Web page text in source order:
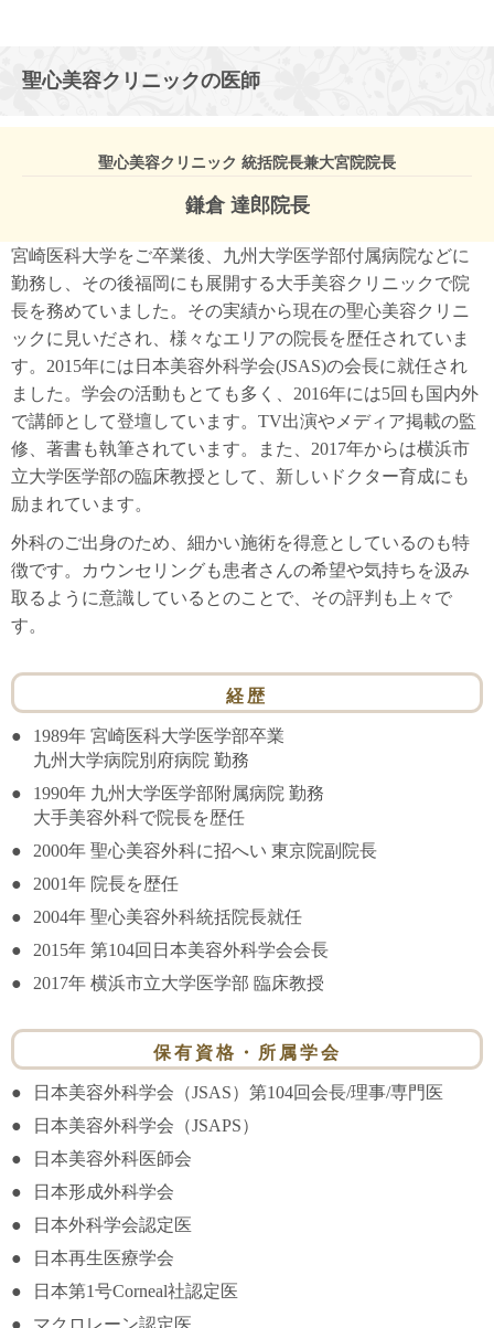
聖心美容クリニックの医師
聖心美容クリニック 統括院長兼大宮院院長
鎌倉 達郎院長
宮崎医科大学をご卒業後、九州大学医学部付属病院などに
勤務し、その後福岡にも展開する大手美容クリニックで院
長を務めていました。その実績から現在の聖心美容クリニ
ックに見いだされ、様々なエリアの院長を歴任されていま
す。2015年には日本美容外科学会(JSAS)の会長に就任され
ました。学会の活動もとても多く、2016年には5回も国内外
で講師として登壇しています。TV出演やメディア掲載の監
修、著書も執筆されています。また、2017年からは横浜市
立大学医学部の臨床教授として、新しいドクター育成にも
励まれています。
外科のご出身のため、細かい施術を得意としているのも特
徴です。カウンセリングも患者さんの希望や気持ちを汲み
取るように意識しているとのことで、その評判も上々で
す。
経歴
1989年 宮崎医科大学医学部卒業
九州大学病院別府病院 勤務
1990年 九州大学医学部附属病院 勤務
大手美容外科で院長を歴任
2000年 聖心美容外科に招へい 東京院副院長
2001年 院長を歴任
2004年 聖心美容外科統括院長就任
2015年 第104回日本美容外科学会会長
2017年 横浜市立大学医学部 臨床教授
保有資格・所属学会
日本美容外科学会（JSAS）第104回会長/理事/専門医
日本美容外科学会（JSAPS）
日本美容外科医師会
日本形成外科学会
日本外科学会認定医
日本再生医療学会
日本第1号Corneal社認定医